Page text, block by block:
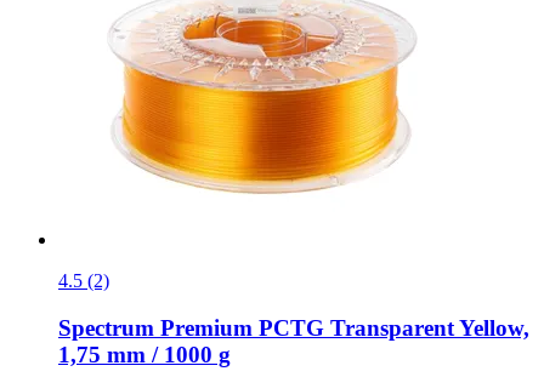
4.5 (2)
Spectrum Premium PCTG Transparent Yellow,
1,75 mm / 1000 g